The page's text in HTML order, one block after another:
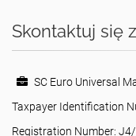
Skontaktuj się
SC Euro Universal
Taxpayer Identification
Registration Number: